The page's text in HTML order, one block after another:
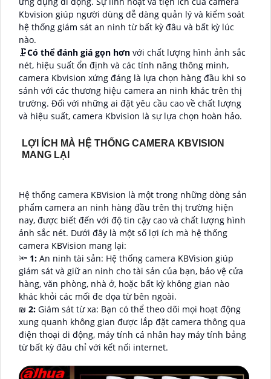
Kbvision giúp người dùng dễ dàng quản lý và kiểm soát
hệ thống giám sát an ninh từ bất kỳ đâu và bất kỳ lúc
nào.
🗜️Có thể đánh giá gọn hơn với chất lượng hình ảnh sắc
nét, hiệu suất ổn định và các tính năng thông minh,
camera Kbvision xứng đáng là lựa chọn hàng đầu khi so
sánh với các thương hiệu camera an ninh khác trên thị
trường. Đối với những ai đặt yêu cầu cao về chất lượng
và hiệu suất, camera Kbvision là sự lựa chọn hoàn hảo.
LỢI ÍCH MÀ HỆ THỐNG CAMERA KBVISION
MANG LẠI
Hệ thống camera KBVision là một trong những dòng sản
phẩm camera an ninh hàng đầu trên thị trường hiện
nay, được biết đến với độ tin cậy cao và chất lượng hình
ảnh sắc nét. Dưới đây là một số lợi ích mà hệ thống
camera KBVision mang lại:
🔦 1: An ninh tài sản: Hệ thống camera KBVision giúp
giám sát và giữ an ninh cho tài sản của bạn, bảo vệ cửa
hàng, văn phòng, nhà ở, hoặc bất kỳ không gian nào
khác khỏi các mối đe dọa từ bên ngoài.
₪ 2: Giám sát từ xa: Bạn có thể theo dõi mọi hoạt động
xung quanh không gian được lắp đặt camera thông qua
điện thoại di động, máy tính cá nhân hay máy tính bảng
từ bất kỳ đâu chỉ với kết nối internet.